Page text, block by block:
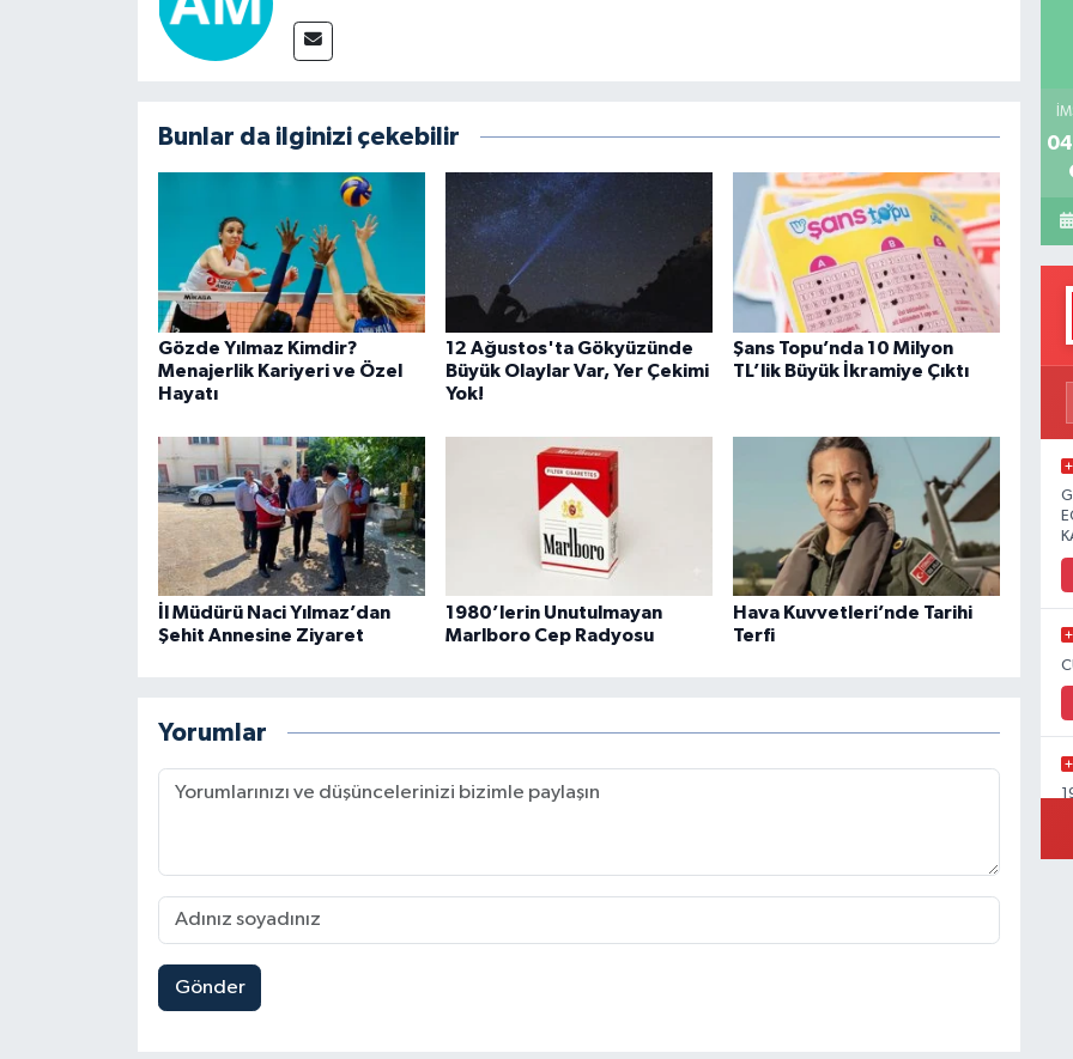
Bunlar da ilginizi çekebilir
Gözde Yılmaz Kimdir?
Menajerlik Kariyeri ve Özel
Hayatı
12 Ağustos'ta Gökyüzünde
Büyük Olaylar Var, Yer Çekimi
Yok!
Şans Topu’nda 10 Milyon
TL’lik Büyük İkramiye Çıktı
İl Müdürü Naci Yılmaz’dan
Şehit Annesine Ziyaret
1980’lerin Unutulmayan
Marlboro Cep Radyosu
Hava Kuvvetleri’nde Tarihi
Terfi
Yorumlar
Gönder